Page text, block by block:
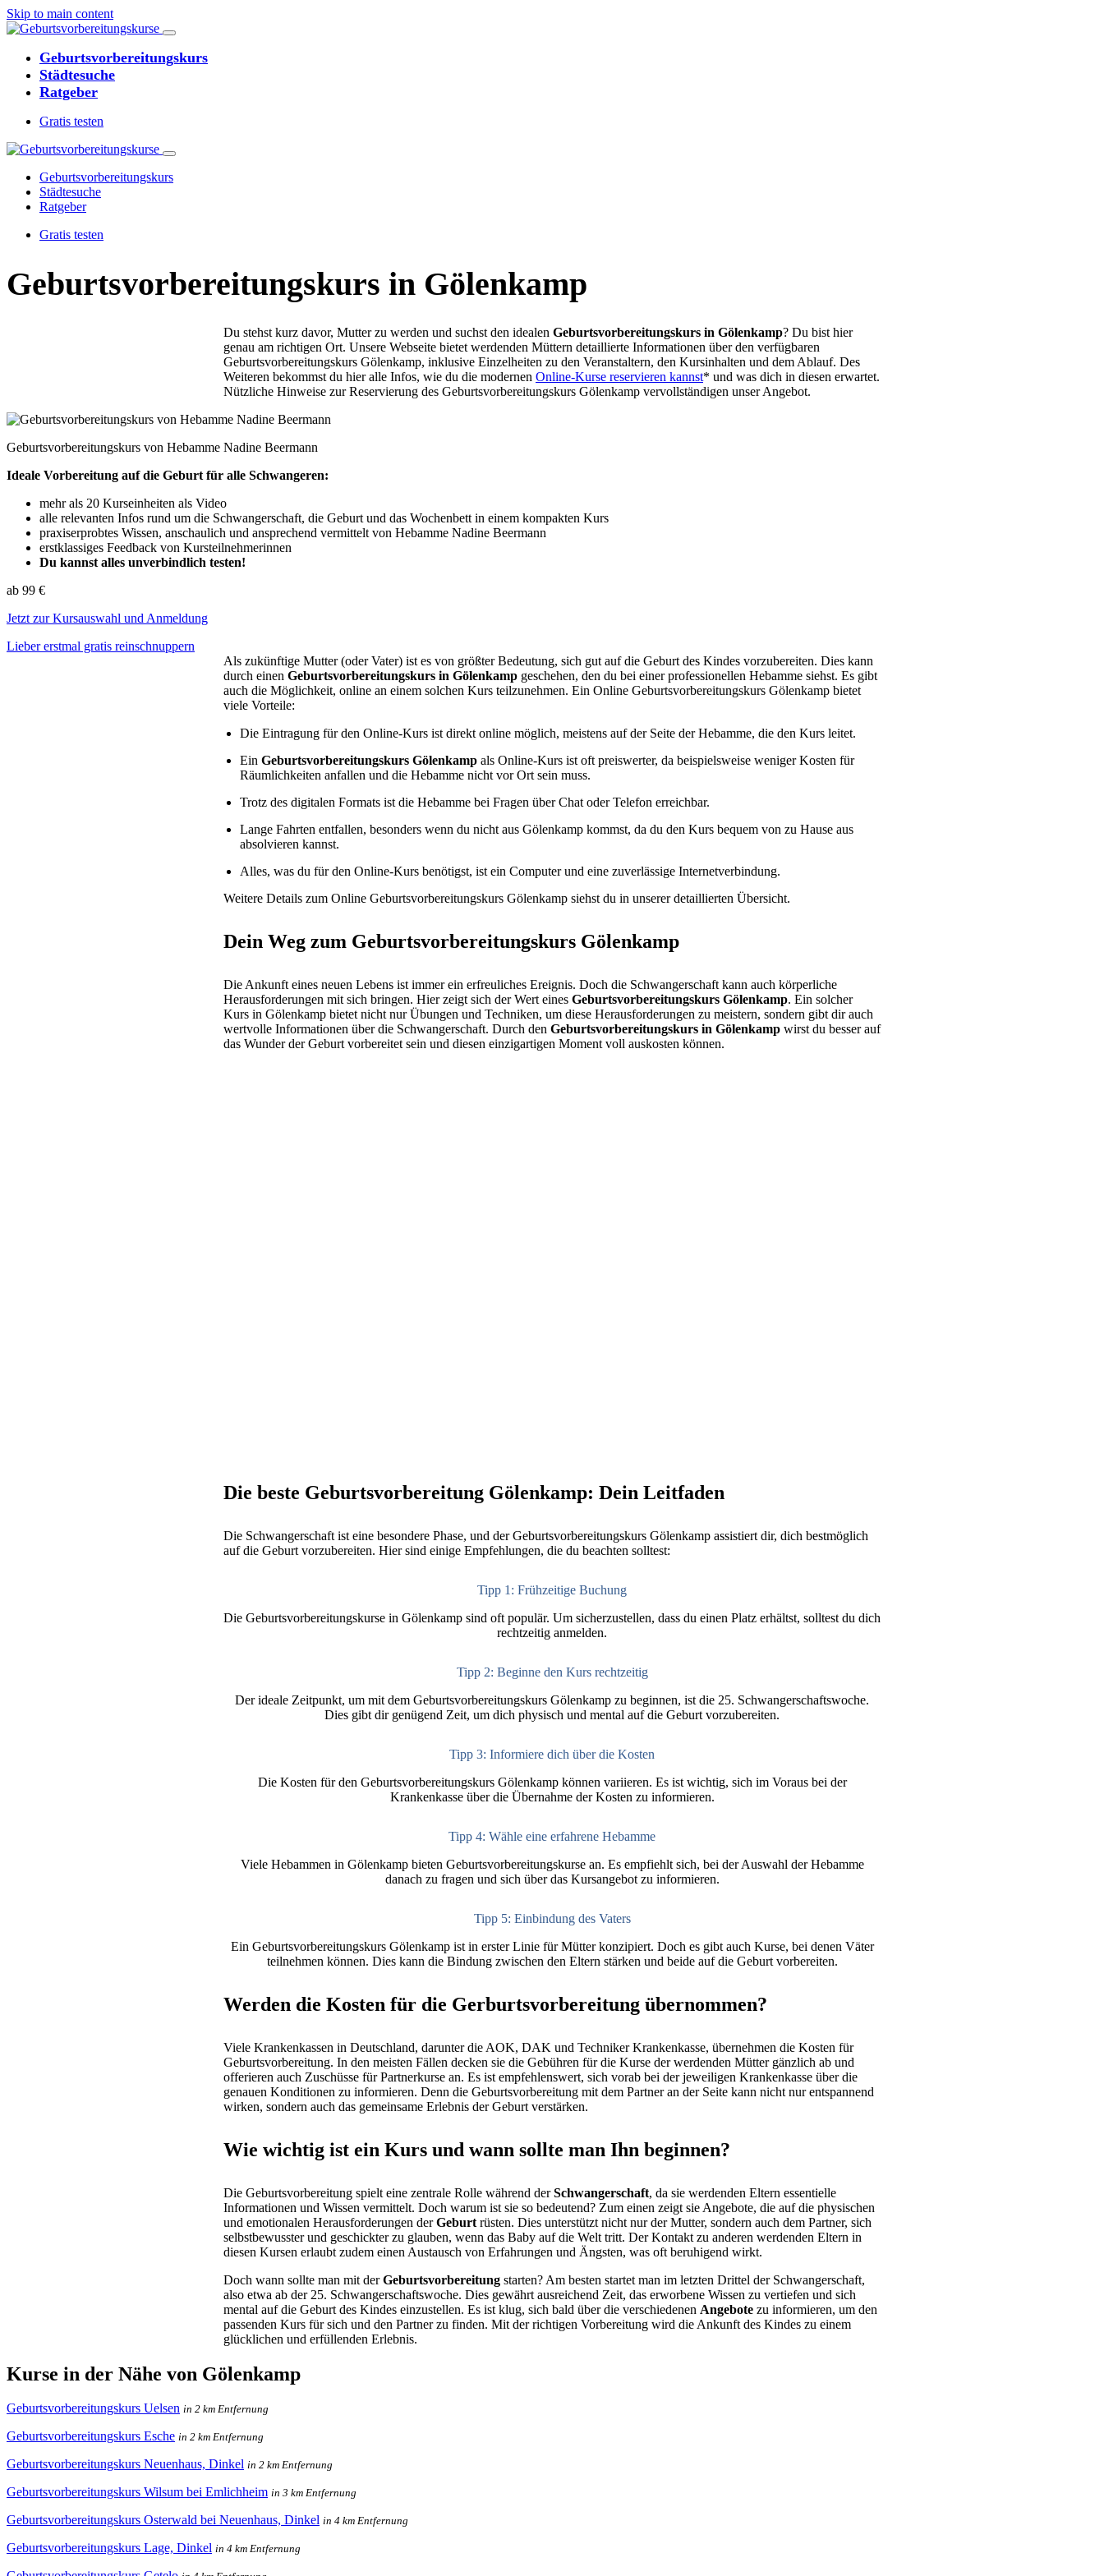
Skip to main content
Geburtsvorbereitungskurs
Städtesuche
Ratgeber
Gratis testen
Geburtsvorbereitungskurs
Städtesuche
Ratgeber
Gratis testen
Geburtsvorbereitungs­kurs in Gölenkamp
Du stehst kurz davor, Mutter zu werden und suchst den idealen Geburtsvorbereitungskurs in Gölenkamp? Du bist hier
genau am richtigen Ort. Unsere Webseite bietet werdenden Müttern detaillierte Informationen über den verfügbaren
Geburtsvorbereitungskurs Gölenkamp, inklusive Einzelheiten zu den Veranstaltern, den Kursinhalten und dem Ablauf. Des
Weiteren bekommst du hier alle Infos, wie du die modernen Online-Kurse reservieren kannst* und was dich in diesen erwartet.
Nützliche Hinweise zur Reservierung des Geburtsvorbereitungskurs Gölenkamp vervollständigen unser Angebot.
Geburtsvorbereitungskurs von Hebamme Nadine Beermann
Ideale Vorbereitung auf die Geburt für alle Schwangeren:
mehr als 20 Kurseinheiten als Video
alle relevanten Infos rund um die Schwangerschaft, die Geburt und das Wochenbett in einem kompakten Kurs
praxiserprobtes Wissen, anschaulich und ansprechend vermittelt von Hebamme Nadine Beermann
erstklassiges Feedback von Kursteilnehmerinnen
Du kannst alles unverbindlich testen!
ab 99 €
Jetzt zur Kursauswahl und Anmeldung
Lieber erstmal gratis reinschnuppern
Als zukünftige Mutter (oder Vater) ist es von größter Bedeutung, sich gut auf die Geburt des Kindes vorzubereiten. Dies kann
durch einen Geburtsvorbereitungskurs in Gölenkamp geschehen, den du bei einer professionellen Hebamme siehst. Es gibt
auch die Möglichkeit, online an einem solchen Kurs teilzunehmen. Ein Online Geburtsvorbereitungskurs Gölenkamp bietet
viele Vorteile:
Die Eintragung für den Online-Kurs ist direkt online möglich, meistens auf der Seite der Hebamme, die den Kurs leitet.
Ein Geburtsvorbereitungskurs Gölenkamp als Online-Kurs ist oft preiswerter, da beispielsweise weniger Kosten für
Räumlichkeiten anfallen und die Hebamme nicht vor Ort sein muss.
Trotz des digitalen Formats ist die Hebamme bei Fragen über Chat oder Telefon erreichbar.
Lange Fahrten entfallen, besonders wenn du nicht aus Gölenkamp kommst, da du den Kurs bequem von zu Hause aus
absolvieren kannst.
Alles, was du für den Online-Kurs benötigst, ist ein Computer und eine zuverlässige Internetverbindung.
Weitere Details zum Online Geburtsvorbereitungskurs Gölenkamp siehst du in unserer detaillierten Übersicht.
Dein Weg zum Geburtsvorbereitungskurs Gölenkamp
Die Ankunft eines neuen Lebens ist immer ein erfreuliches Ereignis. Doch die Schwangerschaft kann auch körperliche
Herausforderungen mit sich bringen. Hier zeigt sich der Wert eines Geburtsvorbereitungskurs Gölenkamp. Ein solcher
Kurs in Gölenkamp bietet nicht nur Übungen und Techniken, um diese Herausforderungen zu meistern, sondern gibt dir auch
wertvolle Informationen über die Schwangerschaft. Durch den Geburtsvorbereitungskurs in Gölenkamp wirst du besser auf
das Wunder der Geburt vorbereitet sein und diesen einzigartigen Moment voll auskosten können.
Die beste Geburtsvorbereitung Gölenkamp: Dein Leitfaden
Die Schwangerschaft ist eine besondere Phase, und der Geburtsvorbereitungskurs Gölenkamp assistiert dir, dich bestmöglich
auf die Geburt vorzubereiten. Hier sind einige Empfehlungen, die du beachten solltest:
Tipp 1: Frühzeitige Buchung
Die Geburtsvorbereitungskurse in Gölenkamp sind oft populär. Um sicherzustellen, dass du einen Platz erhältst, solltest du dich
rechtzeitig anmelden.
Tipp 2: Beginne den Kurs rechtzeitig
Der ideale Zeitpunkt, um mit dem Geburtsvorbereitungskurs Gölenkamp zu beginnen, ist die 25. Schwangerschaftswoche.
Dies gibt dir genügend Zeit, um dich physisch und mental auf die Geburt vorzubereiten.
Tipp 3: Informiere dich über die Kosten
Die Kosten für den Geburtsvorbereitungskurs Gölenkamp können variieren. Es ist wichtig, sich im Voraus bei der
Krankenkasse über die Übernahme der Kosten zu informieren.
Tipp 4: Wähle eine erfahrene Hebamme
Viele Hebammen in Gölenkamp bieten Geburtsvorbereitungskurse an. Es empfiehlt sich, bei der Auswahl der Hebamme
danach zu fragen und sich über das Kursangebot zu informieren.
Tipp 5: Einbindung des Vaters
Ein Geburtsvorbereitungskurs Gölenkamp ist in erster Linie für Mütter konzipiert. Doch es gibt auch Kurse, bei denen Väter
teilnehmen können. Dies kann die Bindung zwischen den Eltern stärken und beide auf die Geburt vorbereiten.
Werden die Kosten für die Gerburtsvorbereitung übernommen?
Viele Krankenkassen in Deutschland, darunter die AOK, DAK und Techniker Krankenkasse, übernehmen die Kosten für
Geburtsvorbereitung. In den meisten Fällen decken sie die Gebühren für die Kurse der werdenden Mütter gänzlich ab und
offerieren auch Zuschüsse für Partnerkurse an. Es ist empfehlenswert, sich vorab bei der jeweiligen Krankenkasse über die
genauen Konditionen zu informieren. Denn die Geburtsvorbereitung mit dem Partner an der Seite kann nicht nur entspannend
wirken, sondern auch das gemeinsame Erlebnis der Geburt verstärken.
Wie wichtig ist ein Kurs und wann sollte man Ihn beginnen?
Die Geburtsvorbereitung spielt eine zentrale Rolle während derSchwangerschaft, da sie werdenden Eltern essentielle
Informationen und Wissen vermittelt. Doch warum ist sie so bedeutend? Zum einen zeigt sie Angebote, die auf die physischen
und emotionalen Herausforderungen derGeburt rüsten. Dies unterstützt nicht nur der Mutter, sondern auch dem Partner, sich
selbstbewusster und geschickter zu glauben, wenn das Baby auf die Welt tritt. Der Kontakt zu anderen werdenden Eltern in
diesen Kursen erlaubt zudem einen Austausch von Erfahrungen und Ängsten, was oft beruhigend wirkt.
Doch wann sollte man mit derGeburtsvorbereitung starten? Am besten startet man im letzten Drittel der Schwangerschaft,
also etwa ab der 25. Schwangerschaftswoche. Dies gewährt ausreichend Zeit, das erworbene Wissen zu vertiefen und sich
mental auf die Geburt des Kindes einzustellen. Es ist klug, sich bald über die verschiedenen Angebote zu informieren, um den
passenden Kurs für sich und den Partner zu finden. Mit der richtigen Vorbereitung wird die Ankunft des Kindes zu einem
glücklichen und erfüllenden Erlebnis.
Kurse in der Nähe von Gölenkamp
Geburtsvorbereitungskurs Uelsen in 2 km Entfernung
Geburtsvorbereitungskurs Esche in 2 km Entfernung
Geburtsvorbereitungskurs Neuenhaus, Dinkel in 2 km Entfernung
Geburtsvorbereitungskurs Wilsum bei Emlichheim in 3 km Entfernung
Geburtsvorbereitungskurs Osterwald bei Neuenhaus, Dinkel in 4 km Entfernung
Geburtsvorbereitungskurs Lage, Dinkel in 4 km Entfernung